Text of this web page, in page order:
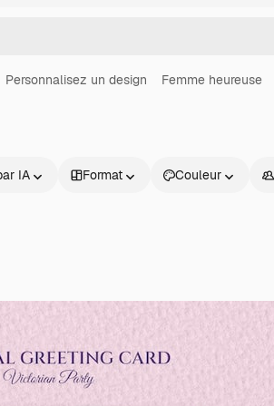
Personnalisez un design Femme heureuse
IA Format Couleur
Produits Commencer